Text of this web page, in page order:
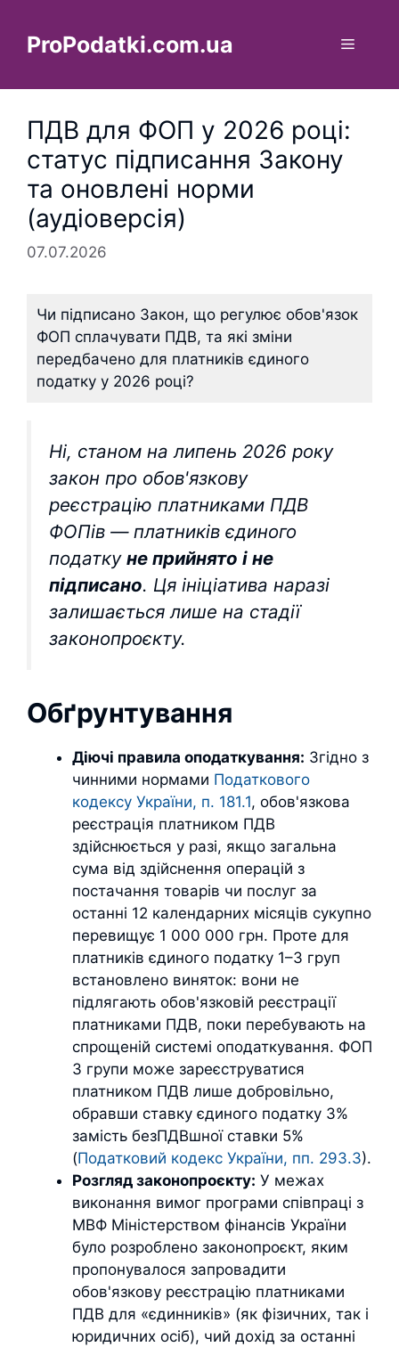
вмістуProPodatki.com.ua Меню
ПДВ для ФОП у 2026 році:
статус підписання Закону
та оновлені норми
(аудіоверсія)
07.07.2026
Чи підписано Закон, що регулює обов'язок
ФОП сплачувати ПДВ, та які зміни
передбачено для платників єдиного
податку у 2026 році?
Ні, станом на липень 2026 року
закон про обов'язкову
реєстрацію платниками ПДВ
ФОПів — платників єдиного
податку не прийнято і не
підписано. Ця ініціатива наразі
залишається лише на стадії
законопроєкту.
Обґрунтування
Діючі правила оподаткування: Згідно з
чинними нормами Податкового
кодексу України, п. 181.1, обов'язкова
реєстрація платником ПДВ
здійснюється у разі, якщо загальна
сума від здійснення операцій з
постачання товарів чи послуг за
останні 12 календарних місяців сукупно
перевищує 1 000 000 грн. Проте для
платників єдиного податку 1–3 груп
встановлено виняток: вони не
підлягають обов'язковій реєстрації
платниками ПДВ, поки перебувають на
спрощеній системі оподаткування. ФОП
3 групи може зареєструватися
платником ПДВ лише добровільно,
обравши ставку єдиного податку 3%
замість безПДВшної ставки 5%
(Податковий кодекс України, пп. 293.3).
Розгляд законопроєкту: У межах
виконання вимог програми співпраці з
МВФ Міністерством фінансів України
було розроблено законопроєкт, яким
пропонувалося запровадити
обов'язкову реєстрацію платниками
ПДВ для «єдинників» (як фізичних, так і
юридичних осіб), чий дохід за останні